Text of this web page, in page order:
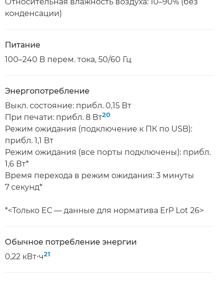
конденсации)
Питание
100–240 В перем. тока, 50/60 Гц
Энергопотребление
Выкл. состояние: прибл. 0,15 Вт
При печати: прибл. 8 Вт20
Режим ожидания (подключение к ПК по USB):
прибл. 1,1 Вт
Режим ожидания (все порты подключены): прибл.
1,6 Вт*
Время перехода в режим ожидания: 3 минуты
7 секунд*
*<Только ЕС — данные для норматива ErP Lot 26>
Обычное потребление энергии
0,22 кВт⋅ч21